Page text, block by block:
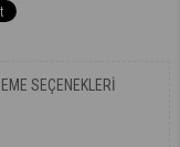
SEÇENEKLERI